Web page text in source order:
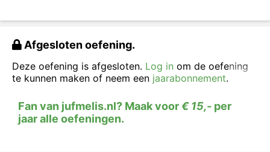
oefening.
Wil je liever oefenen met de juiste spelling van het
werkwoord?Je kunt ookde uitleg lezen over de
juiste spelling van het werkwoord .
Klik op de werkwoorden in de zinnen. Pas als je
Afgesloten oefening.
Deze oefening is afgesloten. Log in om de oefening
te kunnen maken of neem een jaarabonnement.
Fan van jufmelis.nl? Maak voor€ 15,- per
jaar alle oefeningen.